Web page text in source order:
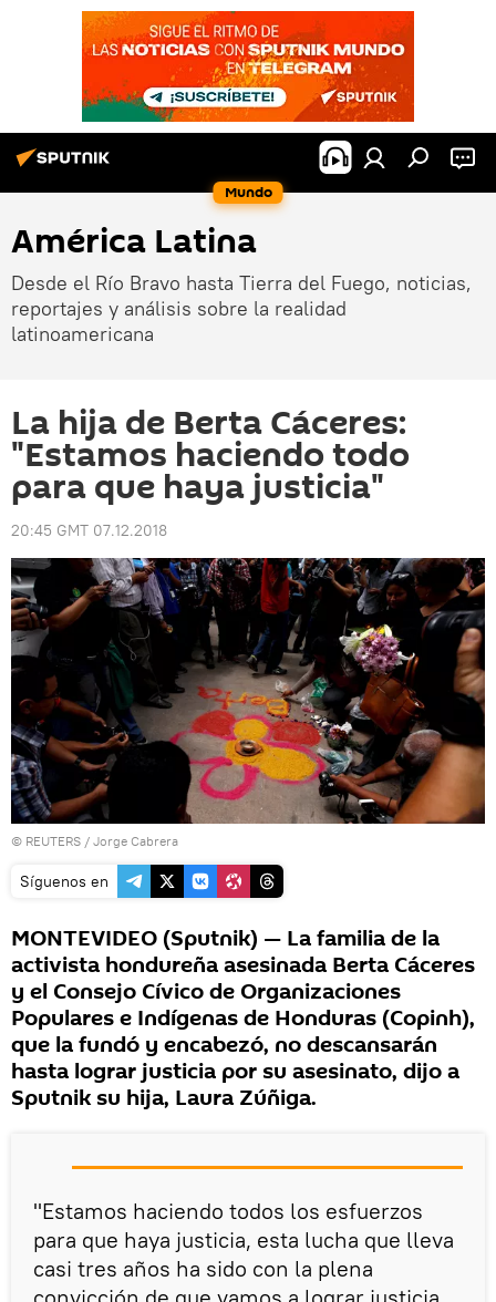
Mundo
América Latina
Desde el Río Bravo hasta Tierra del Fuego, noticias,
reportajes y análisis sobre la realidad
latinoamericana
La hija de Berta Cáceres:
"Estamos haciendo todo
para que haya justicia"
20:45 GMT 07.12.2018
© REUTERS / Jorge Cabrera
Síguenos en
MONTEVIDEO (Sputnik) — La familia de la
activista hondureña asesinada Berta Cáceres
y el Consejo Cívico de Organizaciones
Populares e Indígenas de Honduras (Copinh),
que la fundó y encabezó, no descansarán
hasta lograr justicia por su asesinato, dijo a
Sputnik su hija, Laura Zúñiga.
"Estamos haciendo todos los esfuerzos
para que haya justicia, esta lucha que lleva
casi tres años ha sido con la plena